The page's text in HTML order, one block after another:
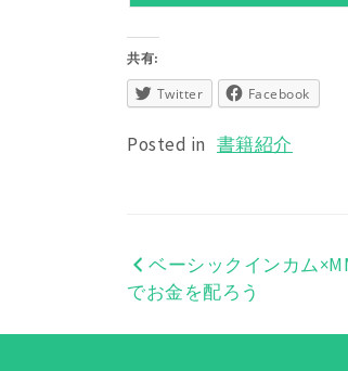
共有:
Twitter Facebook
Posted in 書籍紹介
投ベーシックインカム
でお金を配ろう